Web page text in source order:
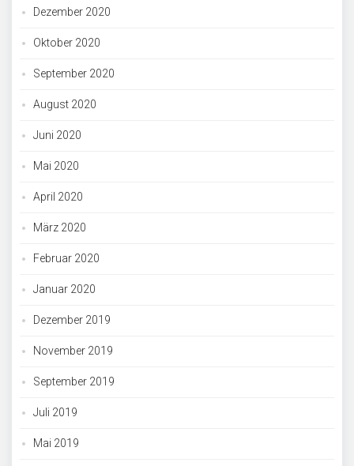
Dezember 2020
Oktober 2020
September 2020
August 2020
Juni 2020
Mai 2020
April 2020
März 2020
Februar 2020
Januar 2020
Dezember 2019
November 2019
September 2019
Juli 2019
Mai 2019